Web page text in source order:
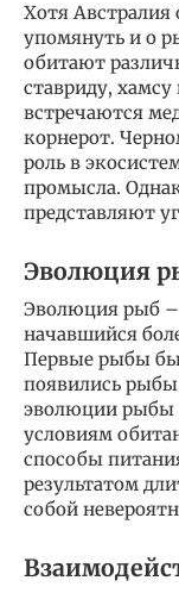
Хотя Австралия
упомянуть и о
обитают
ставриду,
встречаются
корнерот.
роль в
промысла.
представляют
Эволюция
Эволюция рыб –
начавшийся
Первые рыбы
появились
эволюции рыбы
условиям
способы
результатом
собой